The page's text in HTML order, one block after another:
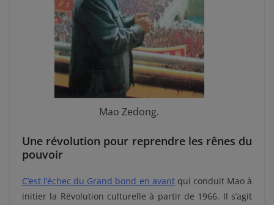
Mao Zedong.
Une révolution pour reprendre les rênes du
pouvoir
C’est l’échec du Grand bond en avantqui conduit Mao à
initier la Révolution culturelle à partir de 1966. Il s’agit